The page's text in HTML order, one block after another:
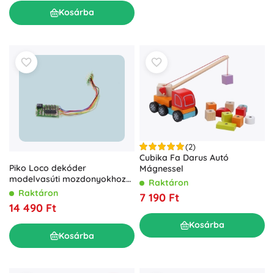
Kosárba
Piko Loco dekóder
modelvasúti mozdonyokhoz
NEM 652 interfésszel
Raktáron
14 490 Ft
Kosárba
(2)
Cubika Fa Darus Autó
Mágnessel
Raktáron
7 190 Ft
Kosárba